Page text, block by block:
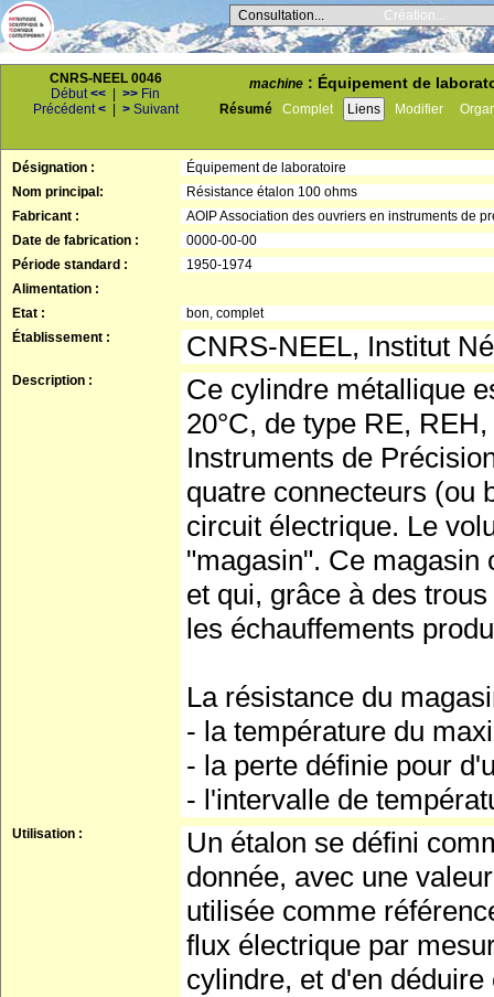
Consultation... Création...
CNRS-NEEL 0046
Début<< >> Fin
Précédent< > Suivant
machine : Équipement de
Résumé Complet Liens Modifier
Désignation :
Équipement de laboratoire
Nom principal:
Résistance étalon 100 ohms
Fabricant :
AOIP Association des ouvriers en instruments de
Date de fabrication :
0000-00-00
Période standard :
1950-1974
Alimentation :
Etat :
bon, complet
Établissement :
CNRS-NEEL, Institut
Description :
Ce cylindre métallique
20°C, de type RE,
Instruments de
quatre connecteurs (ou
circuit électrique. Le
"magasin". Ce magasin
et qui, grâce à des
les échauffements
La résistance du
- la température du
- la perte définie pour
- l'intervalle de
Utilisation :
Un étalon se défini
donnée, avec une
utilisée comme
flux électrique par
cylindre, et d'en